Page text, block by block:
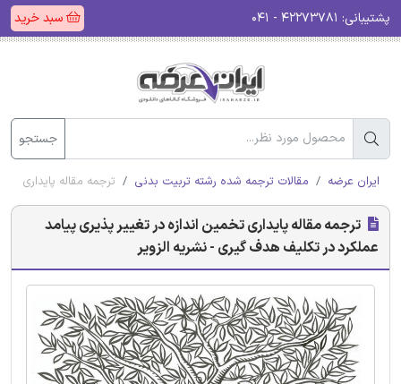
پشتیبانی: سبد خرید
جستجو
ایران عرضه مقالات ترجمه شده رشته تربیت بدنی ترجمه مقاله پایداری
ترجمه مقاله پایداری تخمین اندازه در تغییر پذیری پیامد
عملکرد در تکلیف هدف گیری - نشریه الزویر